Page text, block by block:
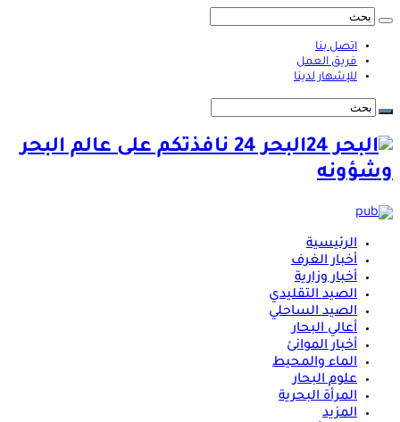
اتصل بنا
فريق العمل
للإشهار لدينا
البحر 24 نافذتكم على عالم البحر
وشؤونه
الرئيسية
أخبار الغرف
أخبار وزارية
الصيد التقليدي
الصيد الساحلي
أعالي البحار
أخبار الموانئ
الماء والمحيط
علوم البحار
المرأة البحرية
المزيد